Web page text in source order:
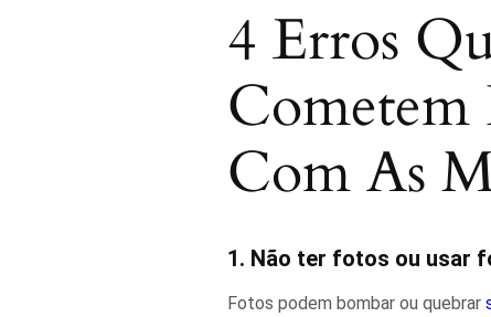
4 Erros
Com As
1. Não ter fotos ou usar
Fotos podem bombar ou quebrar